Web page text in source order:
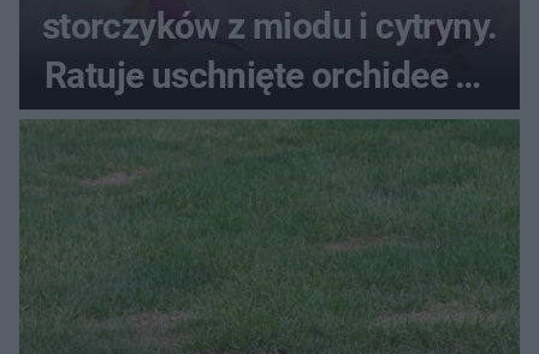
storczyków z miodu i cytryny.
Ratuje uschnięte orchidee po
upałach